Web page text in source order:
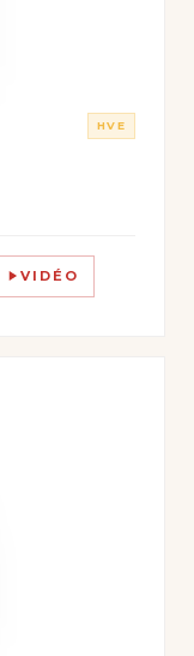
HVE
VIDÉO